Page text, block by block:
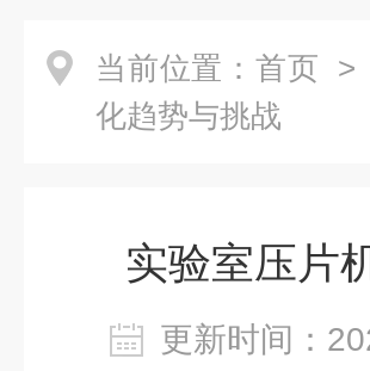
当前位置： 首页 >
化趋势与挑战
实验室压片
更新时间：